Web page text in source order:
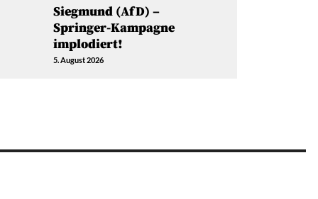
Siegmund (AfD) –
Springer-Kampagne
implodiert!
5. August 2026